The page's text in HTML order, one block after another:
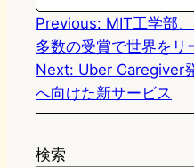
n
Previous: MIT工学部
多数の受賞で世界をリ
Next: Uber Caregiver
へ向けた新サービス
検索